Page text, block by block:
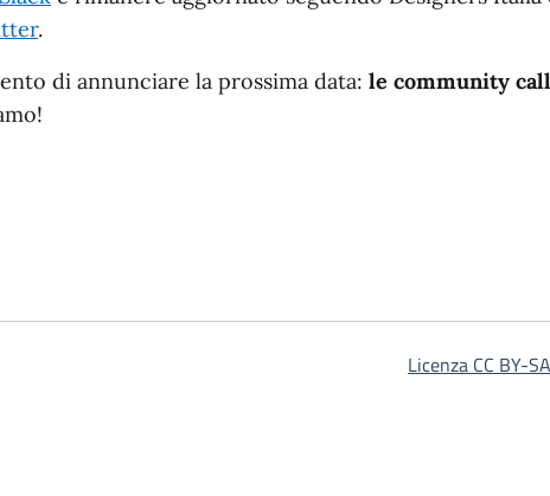
.
di annunciare la prossima data: le community
Licenza CC BY-